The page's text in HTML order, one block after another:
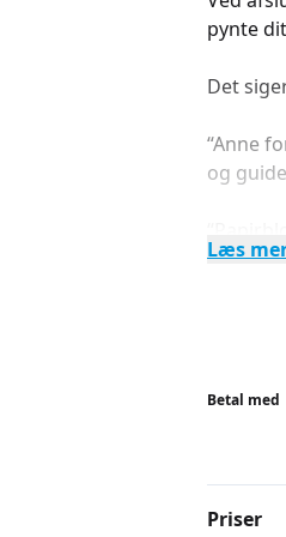
pynte
Det
“Anne
og
Anne
Læs
Betal med
Priser